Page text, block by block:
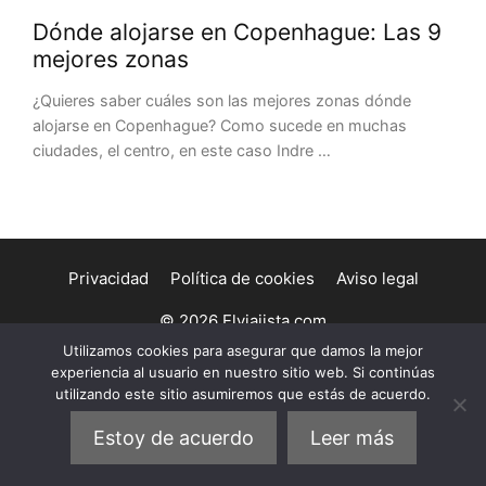
Dónde alojarse en Copenhague: Las 9
mejores zonas
¿Quieres saber cuáles son las mejores zonas dónde
alojarse en Copenhague? Como sucede en muchas
ciudades, el centro, en este caso Indre …
Privacidad Política de cookies Aviso legal
© 2026 Elviajista.com
Utilizamos cookies para asegurar que damos la mejor
experiencia al usuario en nuestro sitio web. Si continúas
utilizando este sitio asumiremos que estás de acuerdo.
Estoy de acuerdo Leer más